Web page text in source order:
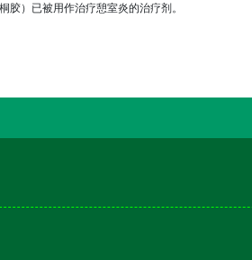
胶）已被用作治疗憩室炎的治疗剂。